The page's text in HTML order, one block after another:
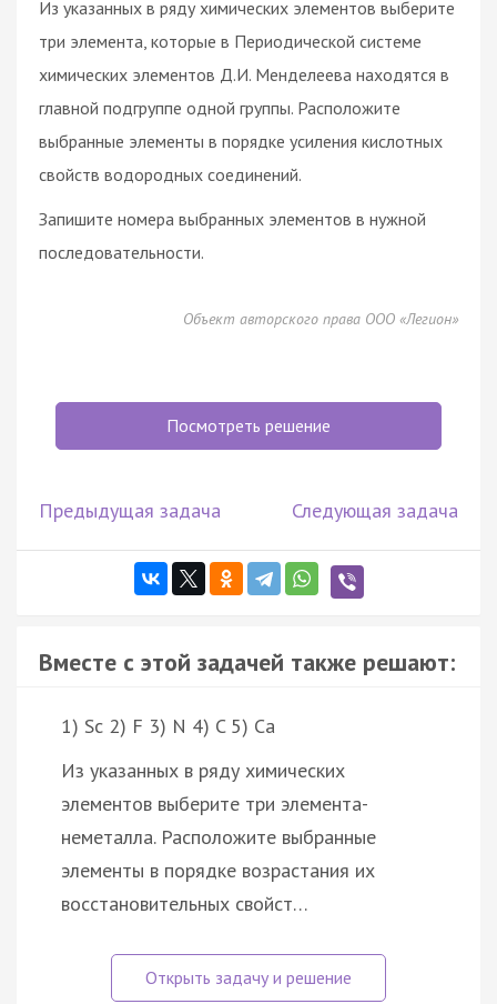
Из указанных в ряду химических элементов выберите
три элемента, которые в Периодической системе
химических элементов Д.И. Менделеева находятся в
главной подгруппе одной группы. Расположите
выбранные элементы в порядке усиления кислотных
свойств водородных соединений.
Запишите номера выбранных элементов в нужной
последовательности.
Объект авторского права ООО «Легион»
Посмотреть решение
Предыдущая задача Следующая задача
Вместе с этой задачей также решают:
1) Sc 2) F 3) N 4) C 5) Ca
Из указанных в ряду химических
элементов выберите три элемента-
неметалла. Расположите выбранные
элементы в порядке возрастания их
восстановительных свойст…